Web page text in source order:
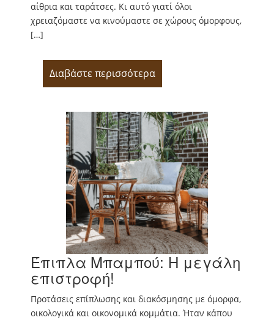
αίθρια και ταράτσες. Κι αυτό γιατί όλοι
χρειαζόμαστε να κινούμαστε σε χώρους όμορφους,
[…]
Διαβάστε περισσότερα
Έπιπλα Μπαμπού: Η μεγάλη
επιστροφή!
Προτάσεις επίπλωσης και διακόσμησης με όμορφα,
οικολογικά και οικονομικά κομμάτια. Ήταν κάπου